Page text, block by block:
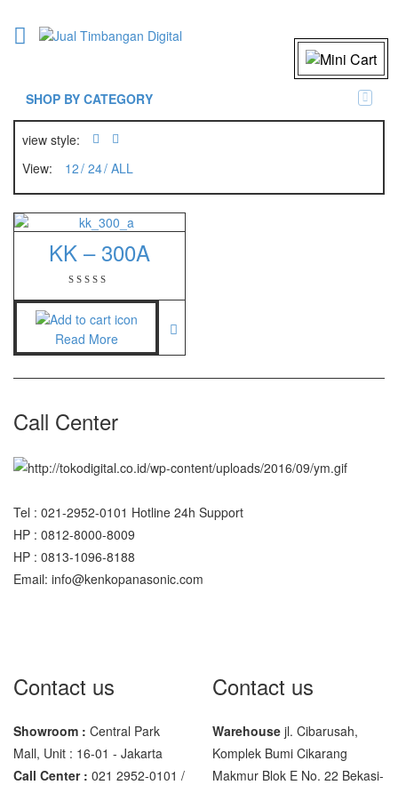
SHOP BY CATEGORY
view style:
View:
12 24 ALL
KK – 300A
Read More
Call Center
Tel : 021-2952-0101 Hotline 24h Support
HP : 0812-8000-8009
HP : 0813-1096-8188
Email: info@kenkopanasonic.com
Contact us
Showroom : Central Park
Mall, Unit : 16-01 - Jakarta
Call Center : 021 2952-0101 /
Contact us
Warehouse jl. Cibarusah,
Komplek Bumi Cikarang
Makmur Blok E No. 22 Bekasi-